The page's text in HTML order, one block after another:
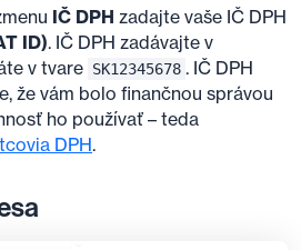
IČ DPH zadajte vaše IČ DPH
ID). IČ DPH zadávajte v
v tvare SK12345678 . IČ DPH
že vám bolo finančnou správou
ho používať – teda
DPH.